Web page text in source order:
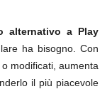
alternativo a Play
ha bisogno. Con
modificati, aumenta
il più piacevole